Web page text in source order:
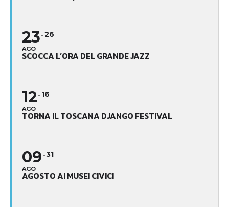
23
AGO
26
SCOCCA L’ORA DEL GRANDE JAZZ
12
AGO
16
TORNA IL TOSCANA DJANGO FESTIVAL
09
AGO
31
AGOSTO AI MUSEI CIVICI